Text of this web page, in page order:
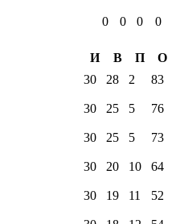
0 0 0
0
И В П
О
30 28 2 83
30 25 5 76
30 25 5 73
30 20 10 64
30 19 11 52